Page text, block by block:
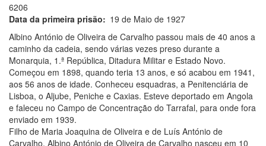
6206
Data da primeira prisão
19 de Maio de 1927
Albino António de Oliveira de Carvalho passou mais de 40 anos a
caminho da cadeia, sendo várias vezes preso durante a
Monarquia, 1.ª República, Ditadura Militar e Estado Novo.
Começou em 1898, quando teria 13 anos, e só acabou em 1941,
aos 56 anos de idade. Conheceu esquadras, a Penitenciária de
Lisboa, o Aljube, Peniche e Caxias. Esteve deportado em Angola
e faleceu no Campo de Concentração do Tarrafal, para onde fora
enviado em 1939.
Filho de Maria Joaquina de Oliveira e de Luís António de
Carvalho, Albino António de Oliveira de Carvalho nasceu em 10